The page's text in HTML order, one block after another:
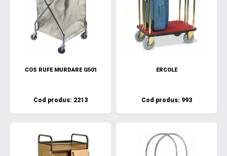
COS RUFE MURDARE G501
Cod produs: 2213
ERCOLE
Cod produs: 993